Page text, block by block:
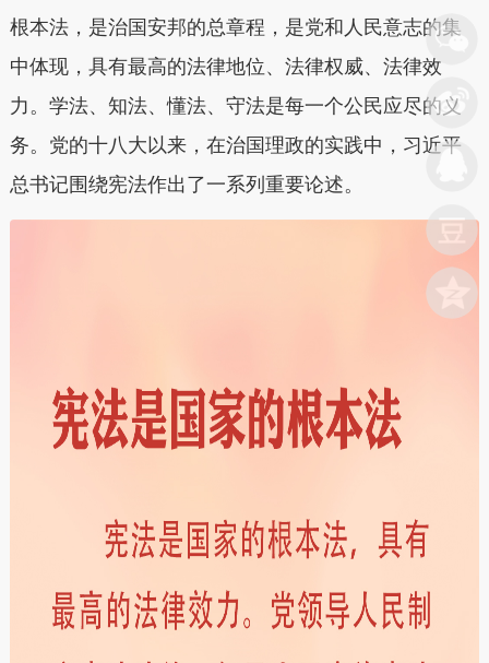
根本法，是治国安邦的总章程，是党和人民意志的集
中体现，具有最高的法律地位、法律权威、法律效
力。学法、知法、懂法、守法是每一个公民应尽的义
务。党的十八大以来，在治国理政的实践中，习近平
总书记围绕宪法作出了一系列重要论述。